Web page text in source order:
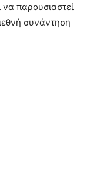
να παρουσιαστεί
συνάντηση